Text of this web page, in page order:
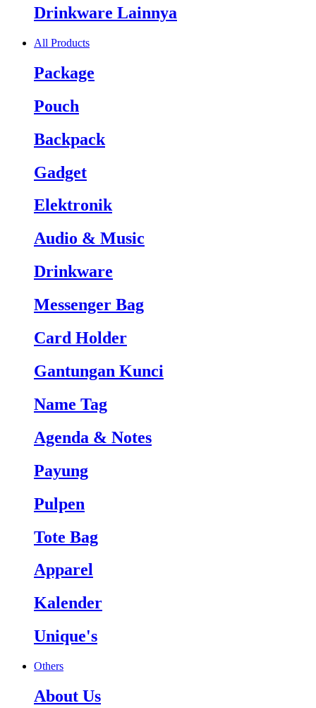
Drinkware Lainnya
All Products
Package
Pouch
Backpack
Gadget
Elektronik
Audio & Music
Drinkware
Messenger Bag
Card Holder
Gantungan Kunci
Name Tag
Agenda & Notes
Payung
Pulpen
Tote Bag
Apparel
Kalender
Unique's
Others
About Us